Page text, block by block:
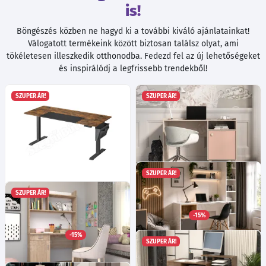
is!
Böngészés közben ne hagyd ki a további kiváló ajánlatainkat!
Válogatott termékeink között biztosan találsz olyat, ami
tökéletesen illeszkedik otthonodba. Fedezd fel az új lehetőségeket
és inspirálódj a legfrissebb trendekből!
SZUPER ÁR!
Íróasztal, elektromosan
állítható magasság, rusztikus
barna és fekete 70 x 160 x
(72-120) cm
-15%
92 145Ft
SZUPER ÁR!
Memi 07 íróasztal
Ma:80 Sz:120 Mé:58 cm
Választható színek!
-15%
77 440Ft -tól
SZUPER ÁR!
SZUPER ÁR!
SZUPER ÁR!